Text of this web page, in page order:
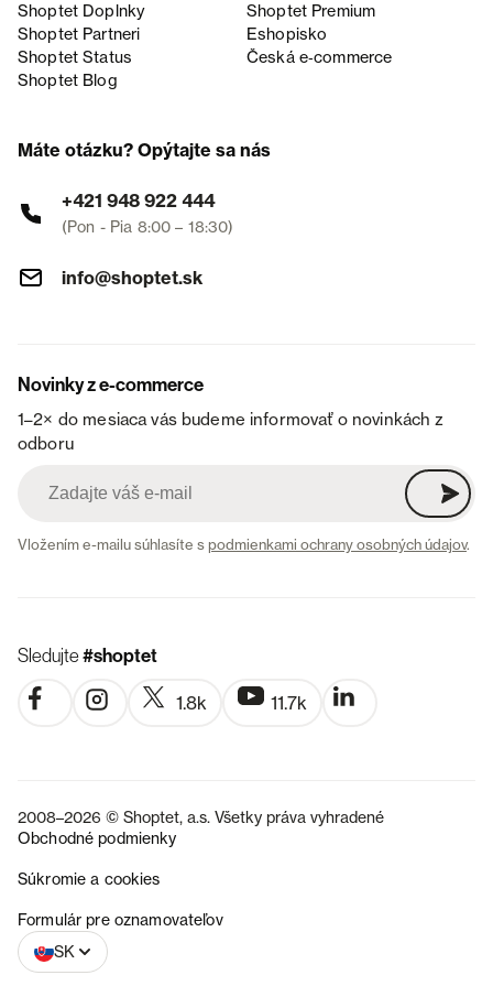
Shoptet Doplnky
Shoptet Premium
Shoptet Partneri
Eshopisko
Shoptet Status
Česká e‑commerce
Shoptet Blog
Máte otázku? Opýtajte sa nás
+421 948 922 444
(Pon - Pia 8:00 – 18:30)
info@shoptet.sk
Novinky z e-commerce
1–2× do mesiaca vás budeme informovať o novinkách z
odboru
Vložením e-mailu súhlasíte spodmienkami ochrany osobných údajov.
Sledujte#shoptet
1.8k 11.7k
2008–2026 © Shoptet, a.s. Všetky práva vyhradené
Obchodné podmienky
Súkromie a cookies
Formulár pre oznamovateľov
SK